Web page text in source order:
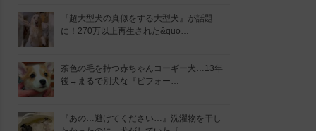
『超大型犬の真似をする大型犬』が話題
に！270万以上再生された&quo…
茶色の毛を持つ赤ちゃんコーギー犬…13年
後→まるで別犬な『ビフォー…
『あの…避けてください…』洗濯物を干し